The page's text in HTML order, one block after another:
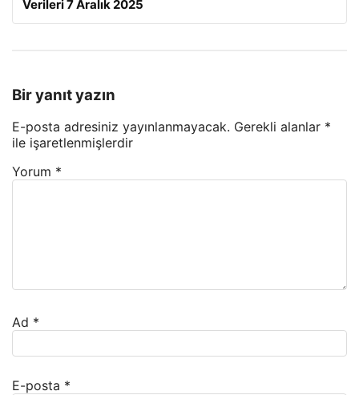
Verileri 7 Aralık 2025
Bir yanıt yazın
E-posta adresiniz yayınlanmayacak. Gerekli alanlar *
ile işaretlenmişlerdir
Yorum *
Ad *
E-posta *